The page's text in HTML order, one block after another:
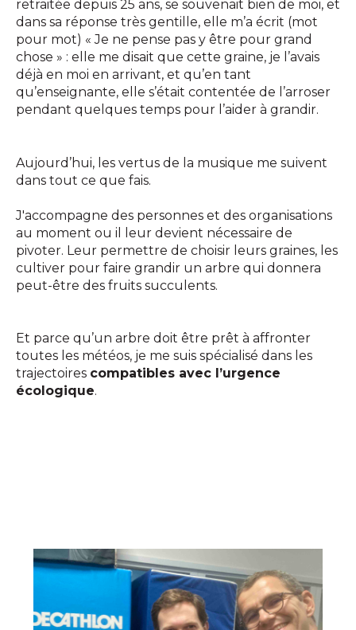
retraitée depuis 25 ans, se souvenait bien de moi, et
dans sa réponse très gentille, elle m’a écrit (mot
pour mot) « Je ne pense pas y être pour grand
chose » : elle me disait que cette graine, je l’avais
déjà en moi en arrivant, et qu’en tant
qu’enseignante, elle s’était contentée de l’arroser
pendant quelques temps pour l’aider à grandir.
Aujourd’hui, les vertus de la musique me suivent
dans tout ce que fais.
J'accompagne des personnes et des organisations
au moment ou il leur devient nécessaire de
pivoter. Leur permettre de choisir leurs graines, les
cultiver pour faire grandir un arbre qui donnera
peut-être des fruits succulents.
Et parce qu’un arbre doit être prêt à affronter
toutes les météos, je me suis spécialisé dans les
trajectoires compatibles avec l’urgence
écologique.